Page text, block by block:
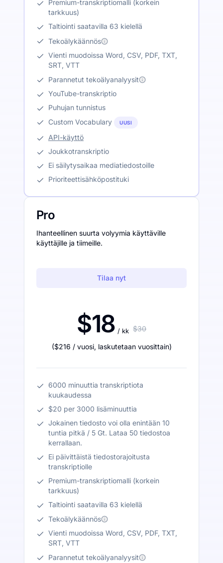
Premium-transkriptiomalli (korkein
tarkkuus)
Taltiointi saatavilla 63 kielellä
Tekoälykäännös
Vienti muodoissa Word, CSV, PDF, TXT,
SRT, VTT
Parannetut tekoälyanalyysit
YouTube-transkriptio
Puhujan tunnistus
Custom Vocabulary
UUSI
API-käyttö
Joukkotranskriptio
Ei säilytysaikaa mediatiedostoille
Prioriteettisähköpostituki
Pro
Ihanteellinen suurta volyymia käyttäville
käyttäjille ja tiimeille.
Tilaa nyt
$18 / kk $30
($216 / vuosi, laskutetaan vuosittain)
6000 minuuttia transkriptiota
kuukaudessa
$20 per 3000 lisäminuuttia
Jokainen tiedosto voi olla enintään 10
tuntia pitkä / 5 Gt. Lataa 50 tiedostoa
kerrallaan.
Ei päivittäistä tiedostorajoitusta
transkriptiolle
Premium-transkriptiomalli (korkein
tarkkuus)
Taltiointi saatavilla 63 kielellä
Tekoälykäännös
Vienti muodoissa Word, CSV, PDF, TXT,
SRT, VTT
Parannetut tekoälyanalyysit